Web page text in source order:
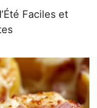
Faciles et